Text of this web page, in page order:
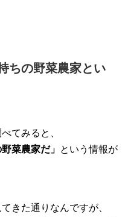
ちの野菜農家とい
てみると、
菜農家だ」 という情報が
きた通りなんですが、